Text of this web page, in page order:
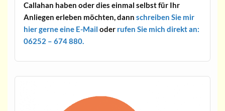
Callahan haben oder dies einmal selbst für Ihr
Anliegen erleben möchten, dann schreiben Sie mir
hier gerne eine E-Mail oder rufen Sie mich direkt an:
06252 – 674 880.